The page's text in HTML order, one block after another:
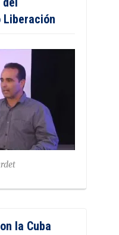
Liberación
la Cuba